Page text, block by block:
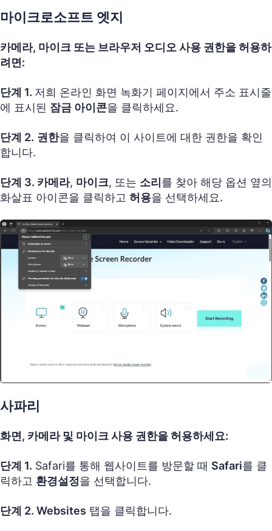
마이크로소프트 엣지
카메라, 마이크 또는 브라우저 오디오 사용 권한을 허용하
려면:
단계 1. 저희 온라인 화면 녹화기 페이지에서 주소 표시줄
에 표시된 잠금 아이콘을 클릭하세요.
단계 2. 권한을 클릭하여 이 사이트에 대한 권한을 확인
합니다.
단계 3. 카메라, 마이크, 또는 소리 를 찾아 해당 옵션 옆의
화살표 아이콘을 클릭하고 허용을 선택하세요.
사파리
화면, 카메라 및 마이크 사용 권한을 허용하세요:
단계 1. Safari를 통해 웹사이트를 방문할 때 Safari를 클
릭하고 환경설정을 선택합니다.
단계 2. Websites 탭을 클릭합니다.